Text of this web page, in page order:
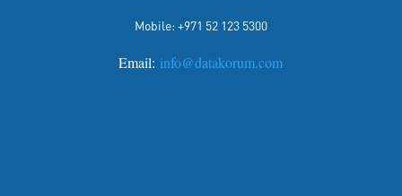
Mobile: +971 52 123 5300
Email: info@datakorum.com